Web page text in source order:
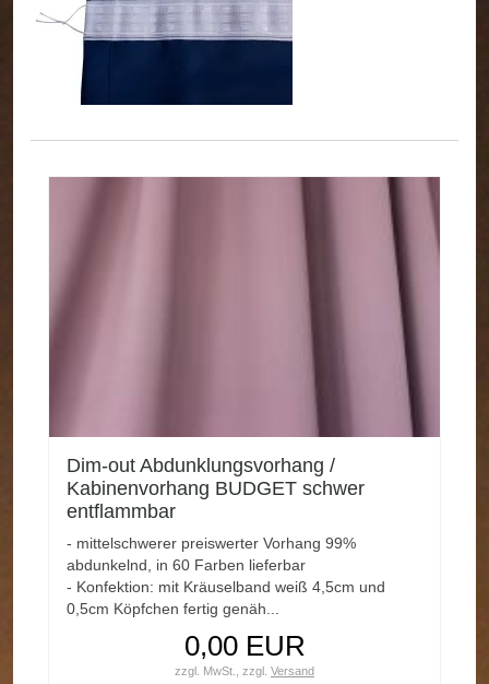
Dim-out Abdunklungsvorhang /
Kabinenvorhang BUDGET schwer
entflammbar
- mittelschwerer preiswerter Vorhang 99%
abdunkelnd, in 60 Farben lieferbar
- Konfektion: mit Kräuselband weiß 4,5cm und
0,5cm Köpfchen fertig genäh...
0,00 EUR
zzgl. MwSt., zzgl. Versand